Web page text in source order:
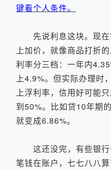
键看个人条件。
先说利息这块。现在
上加价，就像商品打折
利率分三档：一年内
上4.9%。但实际办理时
上浮利率，信用好可能
到50%。比如贷10年期
就变成6.86%。
这还没完，有些银行
笔钱在账户，七七八八